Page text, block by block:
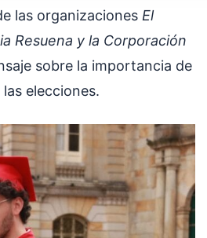
las organizaciones El
Resuena y la Corporación
sobre la importancia de
elecciones.